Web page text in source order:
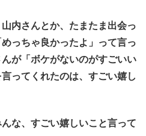
山内さんとか、たまたま出会っ
っちゃ良かったよ」って言っ
が「ボケがないのがすごいい
ってくれたのは、すごい嬉し
んな、すごい嬉しいこと言って